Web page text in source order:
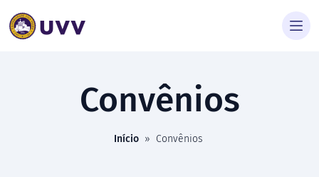
Convênios
Início » Convênios